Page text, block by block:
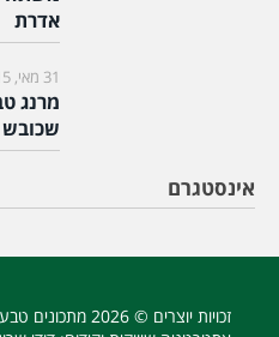
אדרת
31 מאי, 2015
מרנג
אינסטגרם
זכויות יוצרים © 2026 מתכונים